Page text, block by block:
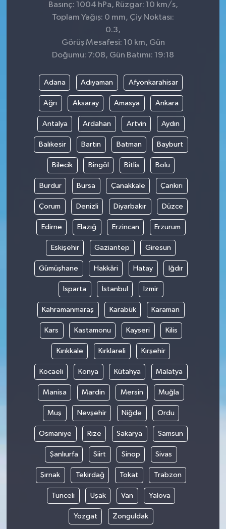
Basınç: 1004 hPa, Rüzgar: 10 km/s,
Toplam Yağış: 0 mm, Çiy Noktası:
0.3,
Görüş Mesafesi: 10 km, Gün
Doğumu: 7:08, Gün Batımı: 19:18
Adana Adıyaman Afyonkarahisar
Ağrı Aksaray Amasya Ankara
Antalya Ardahan Artvin Aydın
Balıkesir Bartın Batman Bayburt
Bilecik Bingöl Bitlis Bolu
Burdur Bursa Çanakkale Çankırı
Çorum Denizli Diyarbakır Düzce
Edirne Elazığ Erzincan Erzurum
Eskişehir Gaziantep Giresun
Gümüşhane Hakkâri Hatay Iğdır
Isparta İstanbul İzmir
Kahramanmaraş Karabük Karaman
Kars Kastamonu Kayseri Kilis
Kırıkkale Kırklareli Kırşehir
Kocaeli Konya Kütahya Malatya
Manisa Mardin Mersin Muğla
Muş Nevşehir Niğde Ordu
Osmaniye Rize Sakarya Samsun
Şanlıurfa Siirt Sinop Sivas
Şırnak Tekirdağ Tokat Trabzon
Tunceli Uşak Van Yalova
Yozgat Zonguldak